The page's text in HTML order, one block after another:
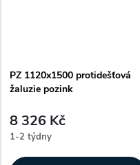
PZ 1120x1500 protidešťová
žaluzie pozink
8 326 Kč
1-2 týdny